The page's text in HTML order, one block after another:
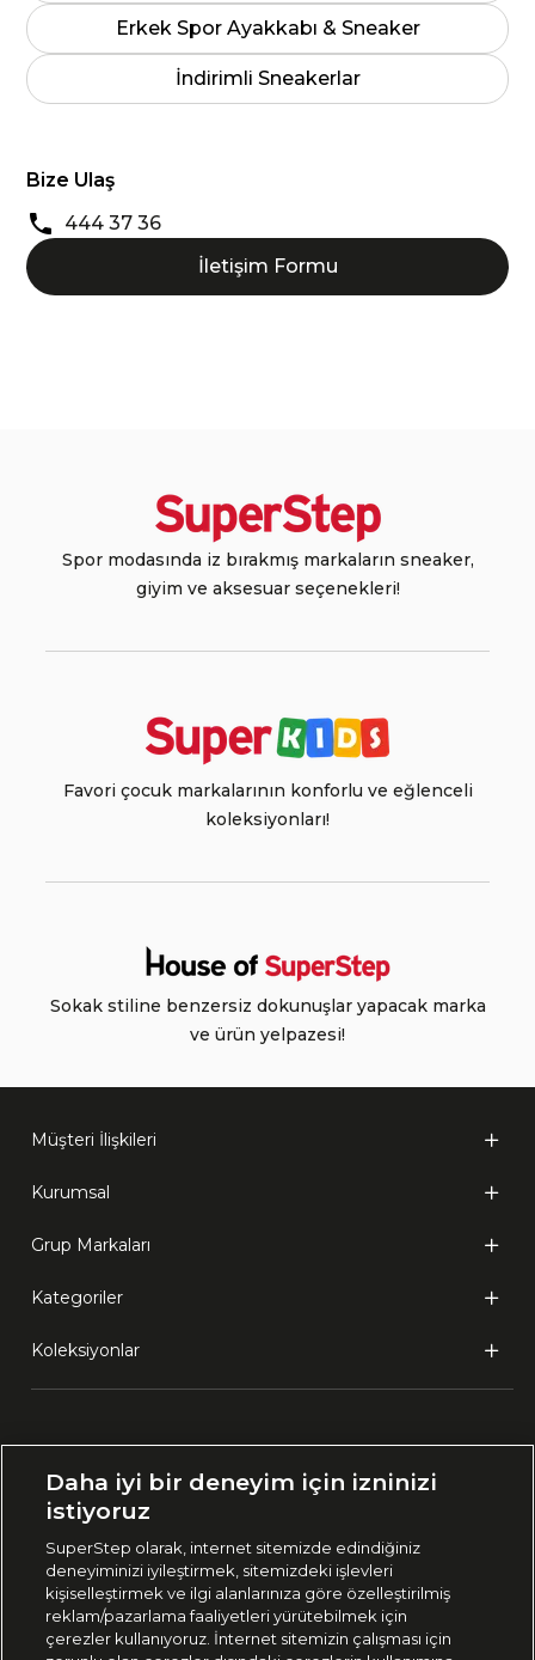
Erkek Spor Ayakkabı & Sneaker
İndirimli Sneakerlar
Bize Ulaş
444 37 36
İletişim Formu
Spor modasında iz bırakmış markaların sneaker,
giyim ve aksesuar seçenekleri!
Favori çocuk markalarının konforlu ve eğlenceli
koleksiyonları!
Sokak stiline benzersiz dokunuşlar yapacak marka
ve ürün yelpazesi!
Müşteri İlişkileri
Kurumsal
Grup Markaları
Kategoriler
Koleksiyonlar
🇹🇷 Türkiye
444 37 36
Daha iyi bir deneyim için izninizi
istiyoruz
SuperStep olarak, internet sitemizde edindiğiniz
deneyiminizi iyileştirmek, sitemizdeki işlevleri
kişiselleştirmek ve ilgi alanlarınıza göre özelleştirilmiş
reklam/pazarlama faaliyetleri yürütebilmek için
çerezler kullanıyoruz. İnternet sitemizin çalışması için